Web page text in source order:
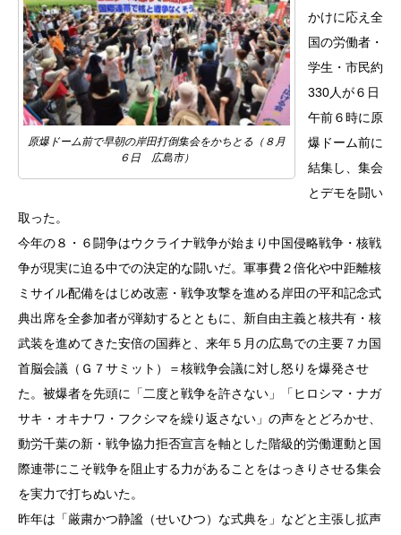
原爆ドーム前で早朝の岸田打倒集会をかちとる（８月
６日 広島市）
かけに応え全
国の労働者・
学生・市民約
330人が６日
午前６時に原
爆ドーム前に
結集し、集会
とデモを闘い
取った。
今年の８・６闘争はウクライナ戦争が始まり中国侵略戦争・核戦
争が現実に迫る中での決定的な闘いだ。軍事費２倍化や中距離核
ミサイル配備をはじめ改憲・戦争攻撃を進める岸田の平和記念式
典出席を全参加者が弾劾するとともに、新自由主義と核共有・核
武装を進めてきた安倍の国葬と、来年５月の広島での主要７カ国
首脳会議（Ｇ７サミット）＝核戦争会議に対し怒りを爆発させ
た。被爆者を先頭に「二度と戦争を許さない」「ヒロシマ・ナガ
サキ・オキナワ・フクシマを繰り返さない」の声をとどろかせ、
動労千葉の新・戦争協力拒否宣言を軸とした階級的労働運動と国
際連帯にこそ戦争を阻止する力があることをはっきりさせる集会
を実力で打ちぬいた。
昨年は「厳粛かつ静謐（せいひつ）な式典を」などと主張し拡声